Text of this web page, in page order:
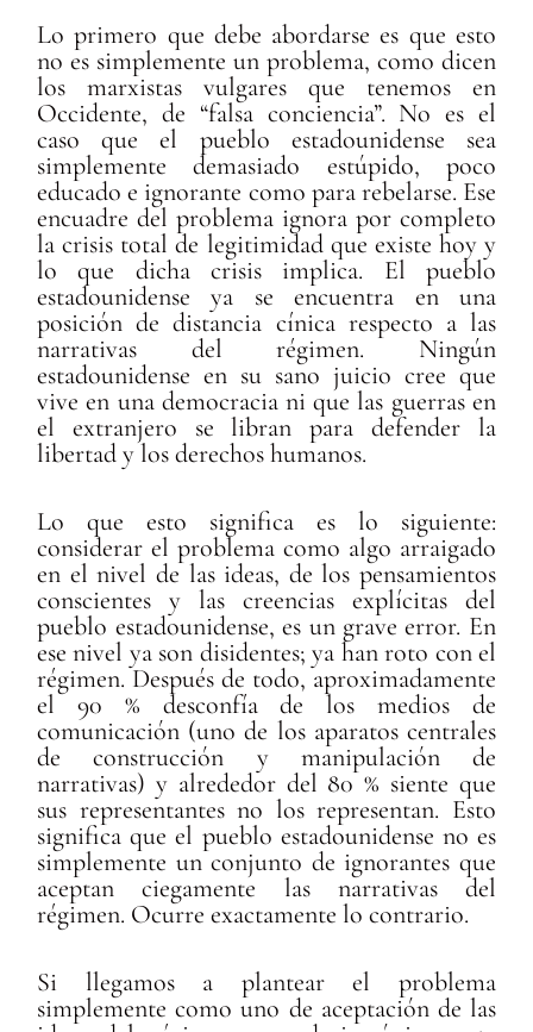
Lo primero que debe abordarse es que esto
no es simplemente un problema, como dicen
los marxistas vulgares que tenemos en
Occidente, de “falsa conciencia”. No es el
caso que el pueblo estadounidense sea
simplemente demasiado estúpido, poco
educado e ignorante como para rebelarse. Ese
encuadre del problema ignora por completo
la crisis total de legitimidad que existe hoy y
lo que dicha crisis implica. El pueblo
estadounidense ya se encuentra en una
posición de distancia cínica respecto a las
narrativas del régimen. Ningún
estadounidense en su sano juicio cree que
vive en una democracia ni que las guerras en
el extranjero se libran para defender la
libertad y los derechos humanos.
Lo que esto significa es lo siguiente:
considerar el problema como algo arraigado
en el nivel de las ideas, de los pensamientos
conscientes y las creencias explícitas del
pueblo estadounidense, es un grave error. En
ese nivel ya son disidentes; ya han roto con el
régimen. Después de todo, aproximadamente
el 90 % desconfía de los medios de
comunicación (uno de los aparatos centrales
de construcción y manipulación de
narrativas) y alrededor del 80 % siente que
sus representantes no los representan. Esto
significa que el pueblo estadounidense no es
simplemente un conjunto de ignorantes que
aceptan ciegamente las narrativas del
régimen. Ocurre exactamente lo contrario.
Si llegamos a plantear el problema
simplemente como uno de aceptación de las